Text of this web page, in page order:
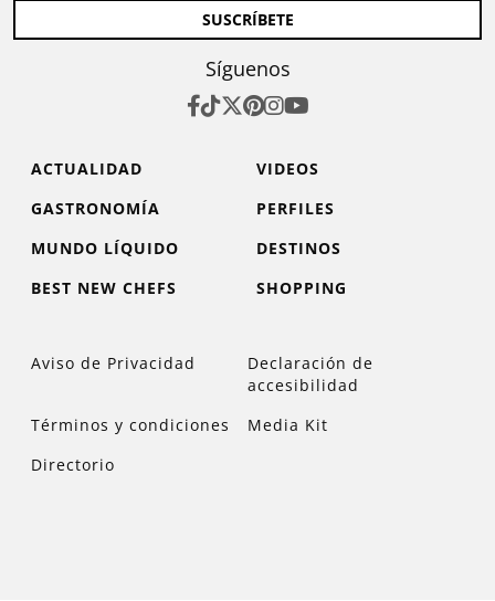
SUSCRÍBETE
Síguenos
ACTUALIDAD
VIDEOS
GASTRONOMÍA
PERFILES
MUNDO LÍQUIDO
DESTINOS
BEST NEW CHEFS
SHOPPING
Aviso de Privacidad
Declaración de
accesibilidad
Términos y condiciones
Media Kit
Directorio